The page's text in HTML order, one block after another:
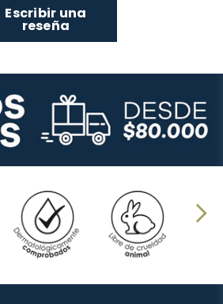
Escribir una
reseña